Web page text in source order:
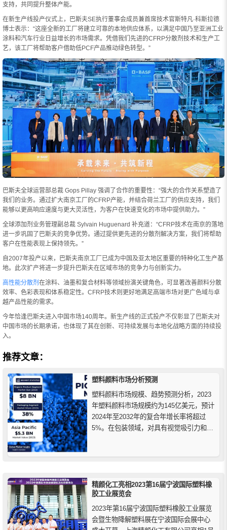
支持，共同提升整体产能。
在新生产线投产仪式上，巴斯夫SE执行董事会成员兼首席技术官斯特凡·科斯拉德
博士表示：“这座全新的工厂将建立可靠的本地供应体系，以满足中国乃至亚洲工业
涂料和汽车行业日益增长的市场需求。凭借我们先进的CFRP分散剂技术和生产工
艺，该工厂将帮助客户借助低PCF产品推动绿色转型。”
巴斯夫全球运营部总裁 Gops Pillay 强调了合作的重要性：“强大的合作关系塑造了
我们的业务。通过扩大南京工厂的CFRP产能，并结合荷兰工厂的供应支持，我们
能够以更高响应速度与更大灵活性，为客户在快速变化的市场中提供助力。”
全球添加剂业务管理副总裁 Sylvain Huguenard 补充道：“CFRP技术在南京的落地
进一步巩固了巴斯夫的竞争优势。通过提供更先进的分散剂解决方案，我们将帮助
客户在性能表现上保持领先。”
自2007年投产以来，巴斯夫南京工厂已成为中国及亚太地区重要的特种化工生产基
地。此次扩产将进一步提升巴斯夫在区域市场的竞争力与创新实力。
高性能分散剂 在涂料、油墨和复合材料等领域扮演关键角色，可显著改善颜料分散
效率、色彩表现和体系稳定性。CFRP技术则更好地满足高端市场对更广色域与卓
越产品性能的需求。
今年恰逢巴斯夫进入中国市场140周年。新生产线的正式投产不仅彰显了巴斯夫对
中国市场的长期承诺，也体现了其在创新、可持续发展与本地化战略方面的持续投
入。
推荐文章：
塑料颜料市场分析预测
塑料颜料市场规模、趋势预测分析，2023
年塑料颜料市场规模约为145亿美元，预计
2024年至2032年的复合年增长率将超过
5%。在包装领域，对具有视觉吸引力和可
精颜化工亮相2023第16届宁波国际塑料橡
胶工业展览会
2023年第16届宁波国际塑料橡胶工业展览
会暨生物降解塑料展在宁波国际会展中心